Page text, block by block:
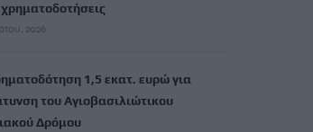
χρηματοδοτήσεις
2026
1,5 εκατ. ευρώ για
του Αγιοβασιλιώτικου
Δρόμου